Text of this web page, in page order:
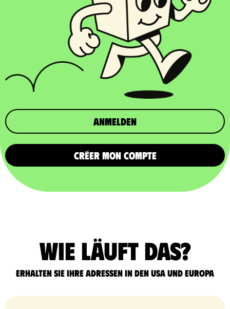
Anmelden
CRÉER MON COMPTE
Wie läuft das?
Erhalten Sie Ihre Adressen in den USA und Europa